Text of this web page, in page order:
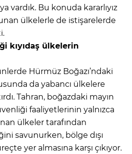
vardık. Bu konuda kararlıyız
ülkelerle de istişarelerde
kıyıdaş ülkelerin
Hürmüz Boğazı’ndaki
da yabancı ülkelere
Tahran, boğazdaki mayın
faaliyetlerinin yalnızca
ülkeler tarafından
savunurken, bölge dışı
yer almasına karşı çıkıyor.